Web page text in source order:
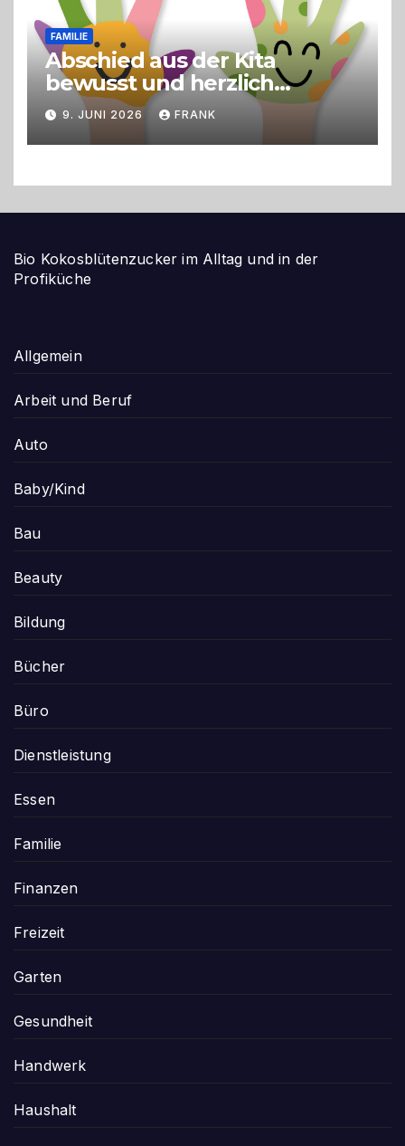
FAMILIE
Abschied aus der Kita
bewusst und herzlich
gestalten
9. JUNI 2026 FRANK
Bio Kokosblütenzucker im Alltag und in der
Profiküche
Allgemein
Arbeit und Beruf
Auto
Baby/Kind
Bau
Beauty
Bildung
Bücher
Büro
Dienstleistung
Essen
Familie
Finanzen
Freizeit
Garten
Gesundheit
Handwerk
Haushalt